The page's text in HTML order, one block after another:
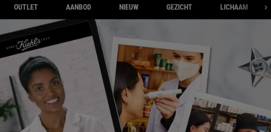
OUTLET AANBOD NIEUW GEZICHT LICHAAM